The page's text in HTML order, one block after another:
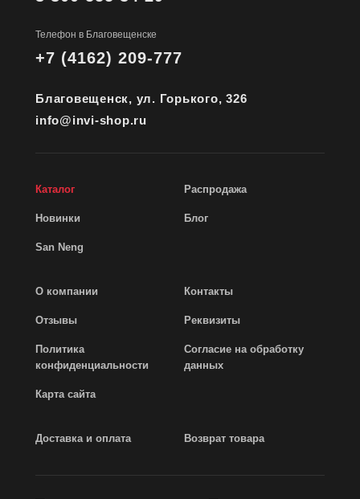
Телефон в Благовещенске
+7 (4162) 209-777
Благовещенск, ул. Горького, 326
info@invi-shop.ru
Каталог Распродажа
Новинки Блог
San Neng
О компании Контакты
Отзывы Реквизиты
Политика
конфиденциальности
Согласие на обработку
данных
Карта сайта
Доставка и оплата Возврат товара